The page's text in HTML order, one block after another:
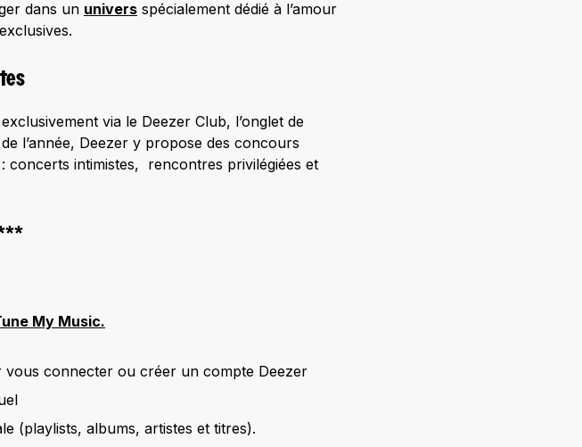
dans un univers spécialement dédié à l’amour
via le Deezer Club, l’onglet de
l’année, Deezer y propose des concours
concerts intimistes, rencontres privilégiées et
My Music.
connecter ou créer un compte Deezer
(playlists, albums, artistes et titres).